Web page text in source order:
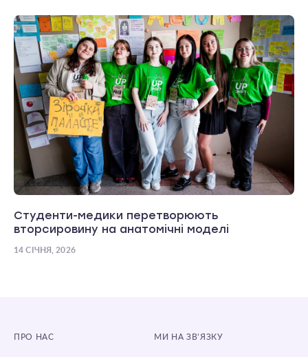
Студенти-медики перетворюють
вторсировину на анатомічні моделі
14 СІЧНЯ, 2026
ПРО НАС МИ НА ЗВ’ЯЗКУ